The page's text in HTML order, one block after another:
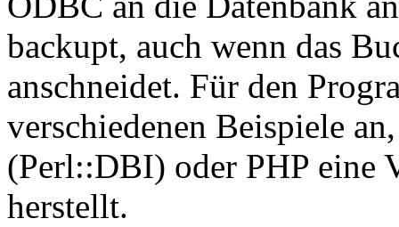
backupt, auch wenn das
anschneidet. Für den
verschiedenen Beispiele
(Perl::DBI) oder PHP eine
herstellt.